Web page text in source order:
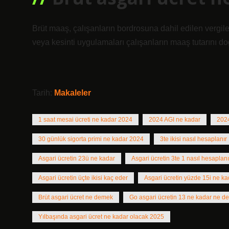
Brüt maaş, çalışanların bordrosuna dahil edilen
veya kesinti uygulamaları çalışanların maaş tutarını
Tarih: Makaleler
1 saat mesai ücreti ne kadar 2024 2024 AGI ne kadar
30 günlük sigorta primi ne kadar 2024 3te ikisi nasıl hesaplanır
Asgari ücretin 23ü ne kadar Asgari ücretin 3te 1 nasıl
Asgari ücretin üçte ikisi kaç eder Asgari ücretin yüzde 15i ne
Brüt asgari ücret ne demek Go asgari ücretin 13 ne kadar ne
Yılbaşında asgari ücret ne kadar olacak 2025